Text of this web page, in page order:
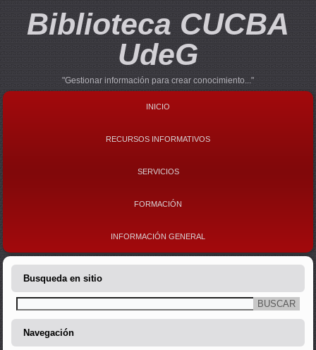
Biblioteca CUCBA
UdeG
"Gestionar información para crear conocimiento..."
INICIO
RECURSOS INFORMATIVOS
SERVICIOS
FORMACIÓN
INFORMACIÓN GENERAL
Busqueda en sitio
Buscar
Navegación